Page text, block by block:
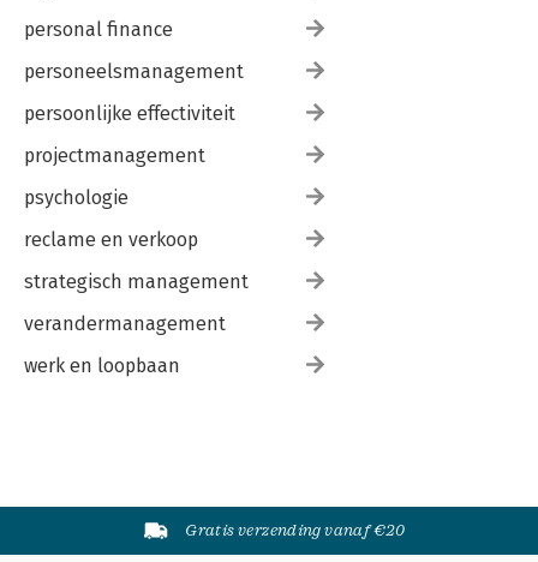
personal finance
personeelsmanagement
persoonlijke effectiviteit
projectmanagement
psychologie
reclame en verkoop
strategisch management
verandermanagement
werk en loopbaan
Gratis verzending vanaf €20